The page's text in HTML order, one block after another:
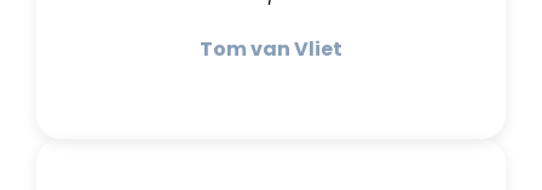
Tom van Vliet